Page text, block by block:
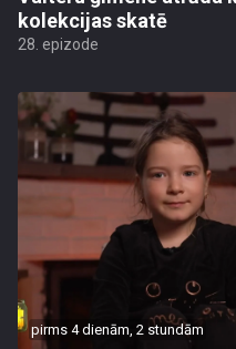
kolekcijas skatē
28. epizode
pirms 4 dienām, 2 stundām